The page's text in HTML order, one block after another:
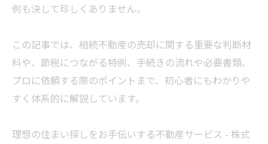
例も決して珍しくありません。
この記事では、相続不動産の売却に関する重要な判断材
料や、節税につながる特例、手続きの流れや必要書類、
プロに依頼する際のポイントまで、初心者にもわかりや
すく体系的に解説しています。
理想の住まい探しをお手伝いする不動産サービス - 株式